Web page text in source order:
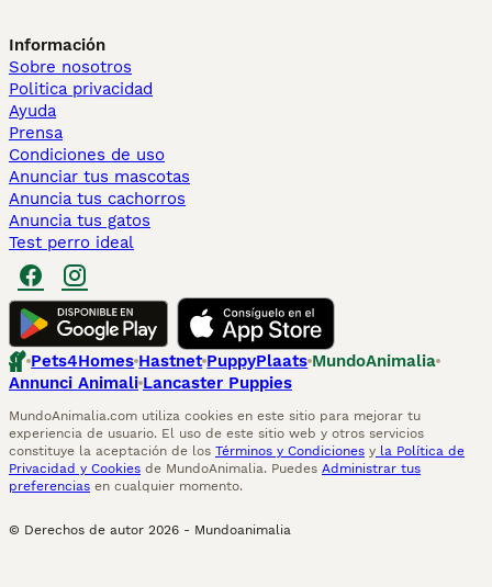
Información
Sobre nosotros
Politica privacidad
Ayuda
Prensa
Condiciones de uso
Anunciar tus mascotas
Anuncia tus cachorros
Anuncia tus gatos
Test perro ideal
Pets4Homes Hastnet PuppyPlaats MundoAnimalia
Annunci Animali Lancaster Puppies
MundoAnimalia.com utiliza cookies en este sitio para mejorar tu
experiencia de usuario. El uso de este sitio web y otros servicios
constituye la aceptación de los Términos y Condiciones y la Política de
Privacidad y Cookies de MundoAnimalia. Puedes Administrar tus
preferencias en cualquier momento.
© Derechos de autor 2026 - Mundoanimalia